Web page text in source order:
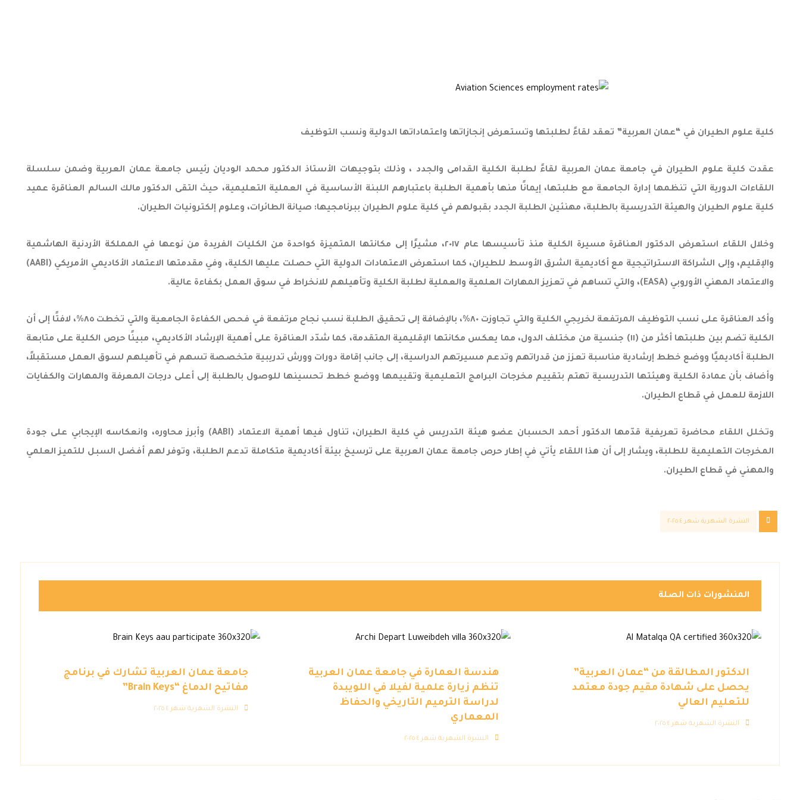
كلية علوم الطيران في “عمان العربية” تعقد لقاءً لطلبتها وتستعرض إنجازاتها واعتماداتها الدولية ونسب التوظيف
عقدت كلية علوم الطيران في جامعة عمان العربية لقاءً لطلبة الكلية القدامى والجدد ، وذلك بتوجيهات الأستاذ الدكتور محمد الوديان رئيس جامعة عمان العربية وضمن سلسلة
اللقاءات الدورية التي تنظمها إدارة الجامعة مع طلبتها، إيمانًا منها بأهمية الطلبة باعتبارهم اللبنة الأساسية في العملية التعليمية، حيث التقى الدكتور مالك السالم العناقرة عميد
كلية علوم الطيران والهيئة التدريسية بالطلبة، مهنئين الطلبة الجدد بقبولهم في كلية علوم الطيران ببرنامجيها: صيانة الطائرات، وعلوم إلكترونيات الطيران.
وخلال اللقاء استعرض الدكتور العناقرة مسيرة الكلية منذ تأسيسها عام ٢٠١٧، مشيرًا إلى مكانتها المتميزة كواحدة من الكليات الفريدة من نوعها في المملكة الأردنية الهاشمية
والإقليم، وإلى الشراكة الاستراتيجية مع أكاديمية الشرق الأوسط للطيران، كما استعرض الاعتمادات الدولية التي حصلت عليها الكلية، وفي مقدمتها الاعتماد الأكاديمي الأمريكي (AABI)
والاعتماد المهني الأوروبي (EASA)، والتي تساهم في تعزيز المهارات العلمية والعملية لطلبة الكلية وتأهيلهم للانخراط في سوق العمل بكفاءة عالية.
وأكد العناقرة على نسب التوظيف المرتفعة لخريجي الكلية والتي تجاوزت ٨٠%، بالإضافة إلى تحقيق الطلبة نسب نجاح مرتفعة في فحص الكفاءة الجامعية والتي تخطت ٨٥%، لافتًا إلى أن
الكلية تضم بين طلبتها أكثر من (١١) جنسية من مختلف الدول، مما يعكس مكانتها الإقليمية المتقدمة، كما شدّد العناقرة على أهمية الإرشاد الأكاديمي، مبينًا حرص الكلية على متابعة
الطلبة أكاديميًا ووضع خطط إرشادية مناسبة تعزز من قدراتهم وتدعم مسيرتهم الدراسية، إلى جانب إقامة دورات وورش تدريبية متخصصة تسهم في تأهيلهم لسوق العمل مستقبلاً،
وأضاف بأن عمادة الكلية وهيئتها التدريسية تهتم بتقييم مخرجات البرامج التعليمية وتقييمها ووضع خطط تحسينها للوصول بالطلبة إلى أعلى درجات المعرفة والمهارات والكفايات
اللازمة للعمل في قطاع الطيران.
وتخلل اللقاء محاضرة تعريفية قدّمها الدكتور أحمد الحسبان عضو هيئة التدريس في كلية الطيران، تناول فيها أهمية الاعتماد (AABI) وأبرز محاوره، وانعكاسه الإيجابي على جودة
المخرجات التعليمية للطلبة، ويشار إلى أن هذا اللقاء يأتي في إطار حرص جامعة عمان العربية على ترسيخ بيئة أكاديمية متكاملة تدعم الطلبة، وتوفر لهم أفضل السبل للتميز العلمي
والمهني في قطاع الطيران.
النشرة الشهرية شهر ٤ ٢٠٢٥
المنشورات ذات الصلة
الدكتور المطالقة من “عمان العربية”
يحصل على شهادة مقيم جودة معتمد
للتعليم العالي
النشرة الشهرية شهر ٤ ٢٠٢٥
هندسة العمارة في جامعة عمان العربية
تنظم زيارة علمية لفيلا في اللويبدة
لدراسة الترميم التاريخي والحفاظ
المعماري
النشرة الشهرية شهر ٤ ٢٠٢٥
جامعة عمان العربية تشارك في برنامج
مفاتيح الدماغ “Brain Keys”
النشرة الشهرية شهر ٤ ٢٠٢٥